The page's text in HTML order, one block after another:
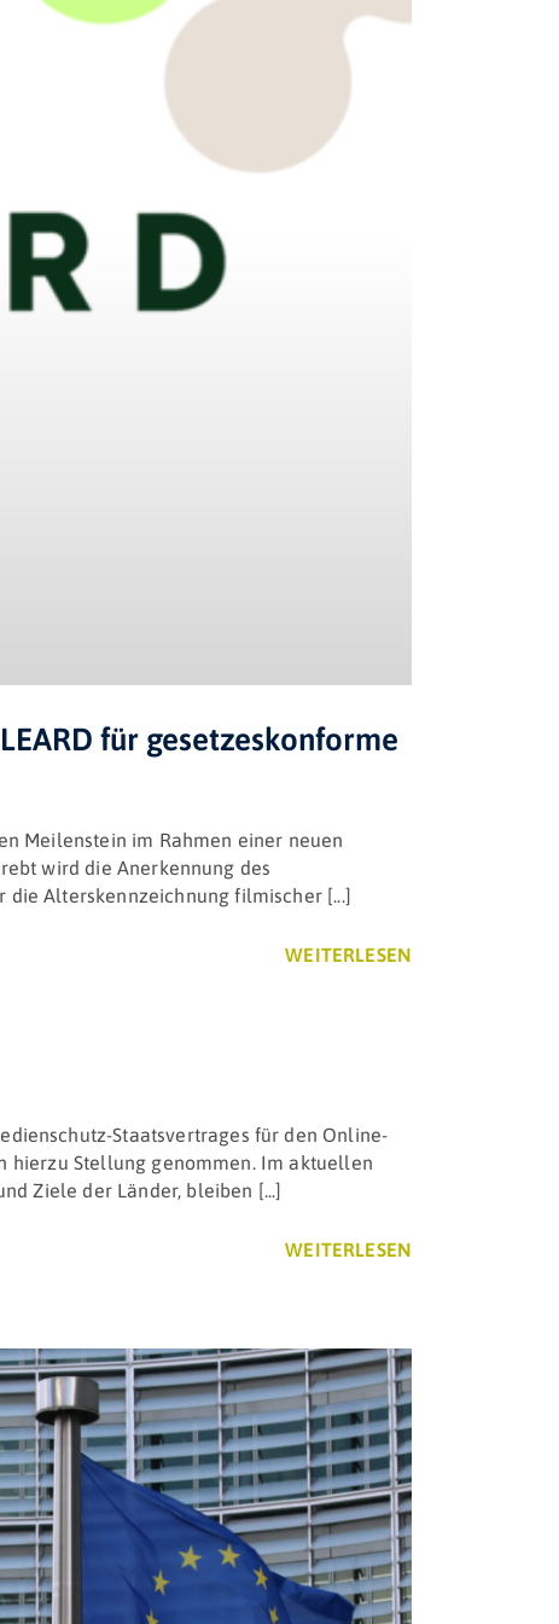
für gesetzeskonforme
Meilenstein im Rahmen einer neuen
wird die Anerkennung des
die Alterskennzeichnung filmischer [...]
WEITERLESEN
Staatsvertrages für den Online-
hierzu Stellung genommen. Im aktuellen
Ziele der Länder, bleiben [...]
WEITERLESEN